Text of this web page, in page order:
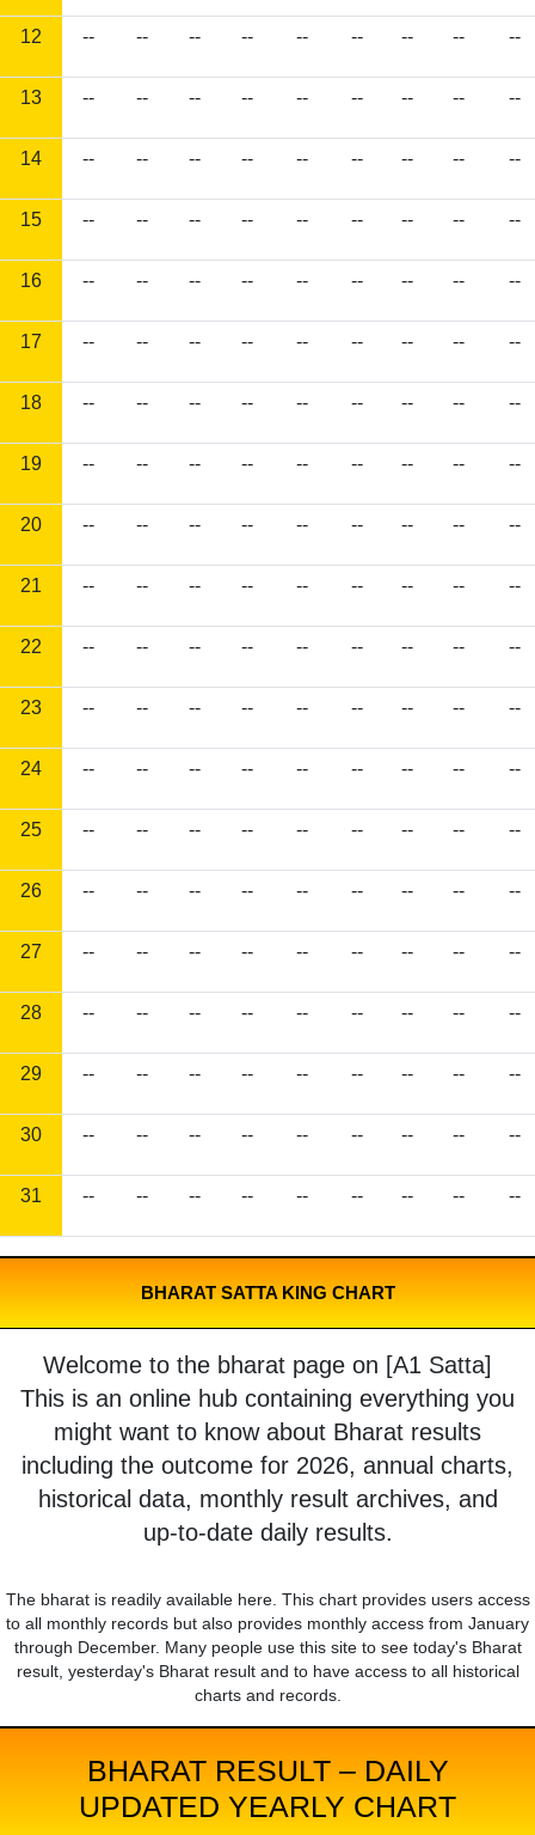
12 -- -- -- -- -- -- -- -- --
13 -- -- -- -- -- -- -- -- --
14 -- -- -- -- -- -- -- -- --
15 -- -- -- -- -- -- -- -- --
16 -- -- -- -- -- -- -- -- --
17 -- -- -- -- -- -- -- -- --
18 -- -- -- -- -- -- -- -- --
19 -- -- -- -- -- -- -- -- --
20 -- -- -- -- -- -- -- -- --
21 -- -- -- -- -- -- -- -- --
22 -- -- -- -- -- -- -- -- --
23 -- -- -- -- -- -- -- -- --
24 -- -- -- -- -- -- -- -- --
25 -- -- -- -- -- -- -- -- --
26 -- -- -- -- -- -- -- -- --
27 -- -- -- -- -- -- -- -- --
28 -- -- -- -- -- -- -- -- --
29 -- -- -- -- -- -- -- -- --
30 -- -- -- -- -- -- -- -- --
31 -- -- -- -- -- -- -- -- --
BHARAT SATTA KING CHART
Welcome to the bharat page on [A1 Satta]
This is an online hub containing everything you
might want to know about Bharat results
including the outcome for 2026, annual charts,
historical data, monthly result archives, and
up-to-date daily results.
The bharat is readily available here. This chart provides users access
to all monthly records but also provides monthly access from January
through December. Many people use this site to see today's Bharat
result, yesterday's Bharat result and to have access to all historical
charts and records.
BHARAT RESULT – DAILY
UPDATED YEARLY CHART